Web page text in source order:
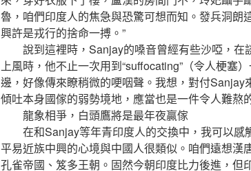
魯，咱們印度人的焦急與恐驚可想而知。發兵洞朗
興許是戎行的捨命一搏。”
說到這裡時，Sanjay的嗓音曾經有些沙啞，在
上風時，他不止一次用到“suffocating”（令人梗塞
邊，好像傳來瞭稍微的哽咽聲。我想，對付Sanjay
傾吐本身國傢的弱勢境地，應當也是一件令人難熬
龍象相爭，白頭鷹將是最年夜贏傢
在和Sanjay等年青印度人的交換中，我可以感
平易近族中興的心境與中國人很類似。咱們遠想漢
孔雀帝國、笈多王朝。固然今朝印度比力後進，但